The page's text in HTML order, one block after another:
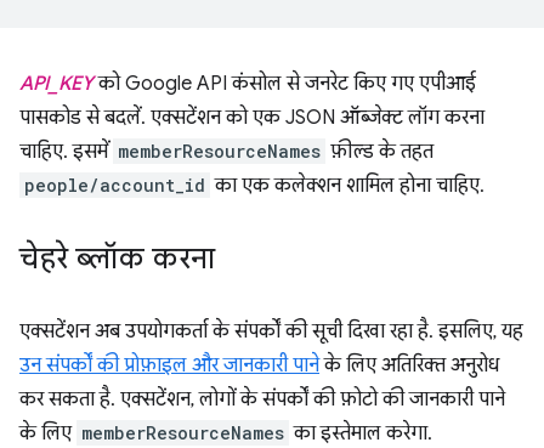
API_KEYको Google API कंसोल से जनरेट किए गए एपीआई
पासकोड से बदलें. एक्सटेंशन को एक JSON ऑब्जेक्ट लॉग करना
चाहिए. इसमें memberResourceNames फ़ील्ड के तहत
people/account_id का एक कलेक्शन शामिल होना चाहिए.
चेहरे ब्लॉक करना
एक्सटेंशन अब उपयोगकर्ता के संपर्कों की सूची दिखा रहा है. इसलिए, यह
उन संपर्कों की प्रोफ़ाइल और जानकारी पानेके लिए अतिरिक्त अनुरोध
कर सकता है. एक्सटेंशन, लोगों के संपर्कों की फ़ोटो की जानकारी पाने
के लिए memberResourceNames का इस्तेमाल करेगा.